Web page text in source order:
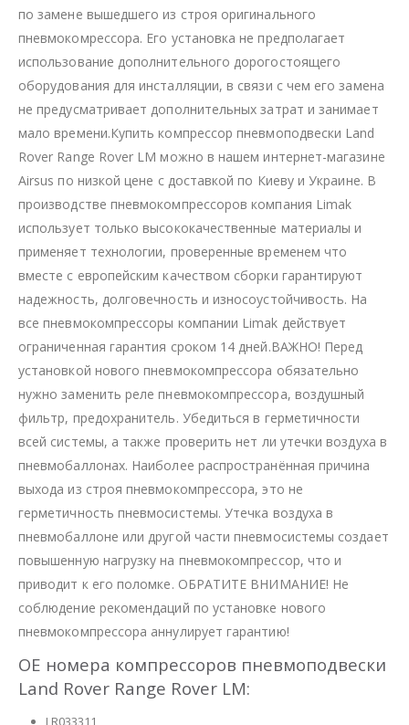
по замене вышедшего из строя оригинального
пневмокомрессора. Его установка не предполагает
использование дополнительного дорогостоящего
оборудования для инсталляции, в связи с чем его замена
не предусматривает дополнительных затрат и занимает
мало времени.Купить компрессор пневмоподвески Land
Rover Range Rover LM можно в нашем интернет-магазине
Airsus по низкой цене с доставкой по Киеву и Украине. В
производстве пневмокомпрессоров компания Limak
использует только высококачественные материалы и
применяет технологии, проверенные временем что
вместе с европейским качеством сборки гарантируют
надежность, долговечность и износоустойчивость. На
все пневмокомпрессоры компании Limak действует
ограниченная гарантия сроком 14 дней.ВАЖНО! Перед
установкой нового пневмокомпрессора обязательно
нужно заменить реле пневмокомпрессора, воздушный
фильтр, предохранитель. Убедиться в герметичности
всей системы, а также проверить нет ли утечки воздуха в
пневмобаллонах. Наиболее распространённая причина
выхода из строя пневмокомпрессора, это не
герметичность пневмосистемы. Утечка воздуха в
пневмобаллоне или другой части пневмосистемы создает
повышенную нагрузку на пневмокомпрессор, что и
приводит к его поломке. ОБРАТИТЕ ВНИМАНИЕ! Не
соблюдение рекомендаций по установке нового
пневмокомпрессора аннулирует гарантию!
OE номера компрессоров пневмоподвески
Land Rover Range Rover LM:
LR033311